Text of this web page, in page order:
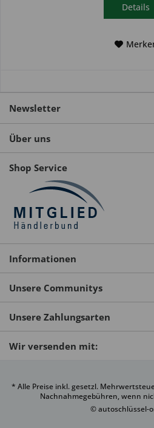
Details
Newsletter
Über uns
Shop Service
Informationen
Unsere Communitys
Unsere Zahlungsarten
Wir versenden mit:
* Alle Preise inkl. gesetzl.
Nachnahmegebühren, wenn
© autoschlüssel-